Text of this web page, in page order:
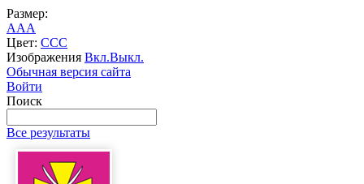
Размер:
AAA
Цвет: CCC
Изображения Вкл.Выкл.
Обычная версия сайта
Войти
Поиск
Все результаты